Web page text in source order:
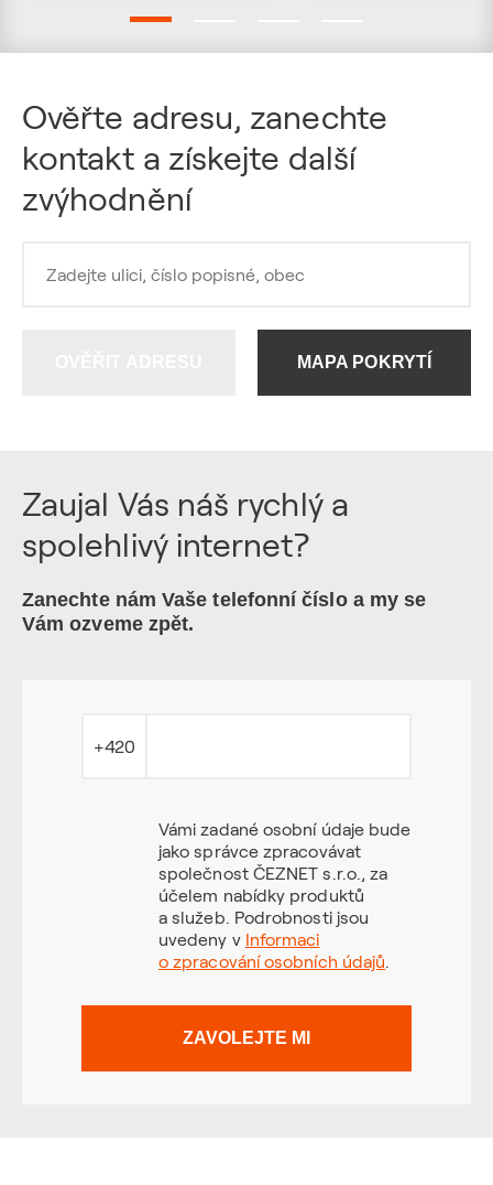
Ověřte adresu, zanechte
kontakt a získejte další
zvýhodnění
MAPA POKRYTÍ
Zaujal Vás náš rychlý a
spolehlivý internet?
Zanechte nám Vaše telefonní číslo a my se
Vám ozveme zpět.
+420
Vámi zadané osobní údaje bude
jako správce zpracovávat
společnost ČEZNET s.r.o., za
účelem nabídky produktů
a služeb. Podrobnosti jsou
uvedeny v Informaci
o zpracování osobních údajů.
ZAVOLEJTE MI